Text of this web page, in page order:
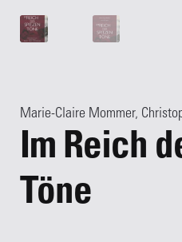
Marie-Claire Mommer,
Im Reich
Töne